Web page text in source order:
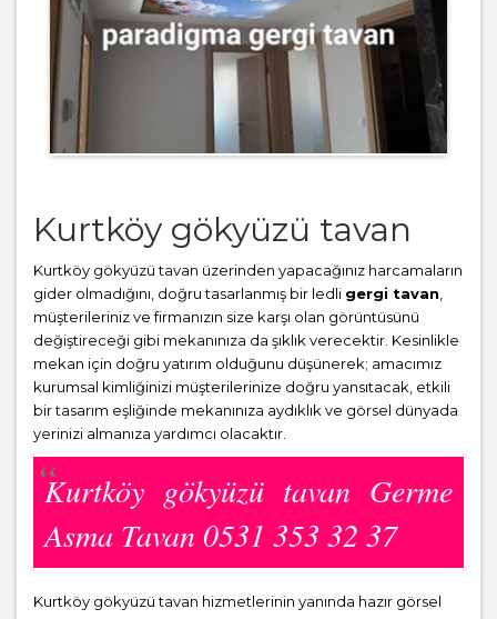
Kurtköy gökyüzü tavan
Kurtköy gökyüzü tavan üzerinden yapacağınız harcamaların
gider olmadığını, doğru tasarlanmış bir ledli gergi tavan
müşterileriniz ve firmanızın size karşı olan görüntüsünü
değiştireceği gibi mekanınıza da şıklık verecektir. Kesinlikle
mekan için doğru yatırım olduğunu düşünerek; amacımız
kurumsal kimliğinizi müşterilerinize doğru yansıtacak, etkili
bir tasarım eşliğinde mekanınıza aydıklık ve görsel dünyada
yerinizi almanıza yardımcı olacaktır.
Kurtköy gökyüzü tavan Germe
Asma Tavan 0531 353 32 37
Kurtköy gökyüzü tavan hizmetlerinin yanında hazır görsel